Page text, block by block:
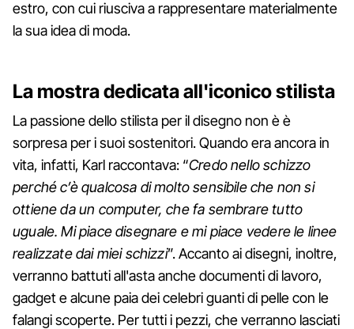
estro, con cui riusciva a rappresentare materialmente
la sua idea di moda.
La mostra dedicata all'iconico stilista
La passione dello stilista per il disegno non è è
sorpresa per i suoi sostenitori. Quando era ancora in
vita, infatti, Karl raccontava: “Credo nello schizzo
perché c’è qualcosa di molto sensibile che non si
ottiene da un computer, che fa sembrare tutto
uguale. Mi piace disegnare e mi piace vedere le linee
realizzate dai miei schizzi”. Accanto ai disegni, inoltre,
verranno battuti all'asta anche documenti di lavoro,
gadget e alcune paia dei celebri guanti di pelle con le
falangi scoperte. Per tutti i pezzi, che verranno lasciati